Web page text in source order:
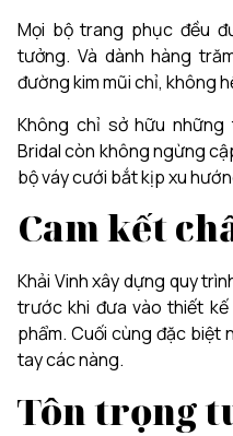
Mọi bộ trang phục đều
tưởng. Và dành hàng
đường kim mũi chỉ, không
Không chỉ sở hữu những
Bridal còn không ngừng
bộ váy cưới bắt kịp xu
Cam kết
Khải Vinh xây dựng quy
trước khi đưa vào thiết
phẩm. Cuối cùng đặc biệt
tay các nàng.
Tôn trọng